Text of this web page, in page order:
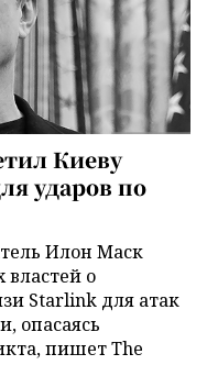
Киеву
ударов по
Илон Маск
властей о
Starlink для атак
опасаясь
пишет The